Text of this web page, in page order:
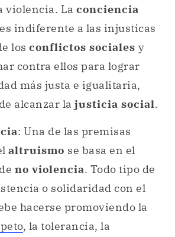
violencia. La conciencia
indiferente a las injusticas
los conflictos sociales y
contra ellos para lograr
más justa e igualitaria,
alcanzar la justicia social.
: Una de las premisas
altruismo se basa en el
no violencia. Todo tipo de
o solidaridad con el
hacerse promoviendo la
, la tolerancia, la